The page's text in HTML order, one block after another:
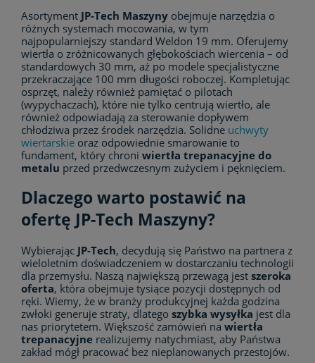
Asortyment JP-Tech Maszyny obejmuje narzędzia o
różnych systemach mocowania, w tym
najpopularniejszy standard Weldon 19 mm. Oferujemy
wiertła o zróżnicowanych głębokościach wiercenia – od
standardowych 30 mm, aż po modele specjalistyczne
przekraczające 100 mm długości roboczej. Kompletując
osprzęt, należy również pamiętać o pilotach
(wypychaczach), które nie tylko centrują wiertło, ale
również odpowiadają za sterowanie dopływem
chłodziwa przez środek narzędzia. Solidne uchwyty
wiertarskie oraz odpowiednie smarowanie to
fundament, który chroni wiertła trepanacyjne do
metalu przed przedwczesnym zużyciem i pęknięciem.
Dlaczego warto postawić na
ofertę JP-Tech Maszyny?
Wybierając JP-Tech, decydują się Państwo na partnera z
wieloletnim doświadczeniem w dostarczaniu technologii
dla przemysłu. Naszą największą przewagą jest szeroka
oferta, która obejmuje tysiące pozycji dostępnych od
ręki. Wiemy, że w branży produkcyjnej każda godzina
zwłoki generuje straty, dlatego szybka wysyłka jest dla
nas priorytetem. Większość zamówień na wiertła
trepanacyjne realizujemy natychmiast, aby Państwa
zakład mógł pracować bez nieplanowanych przestojów.